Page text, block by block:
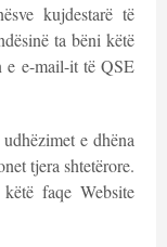
kujdestarë të
ta bëni këtë
e e-mail-it të QSE
e dhëna
tjera shtetërore.
faqe Website